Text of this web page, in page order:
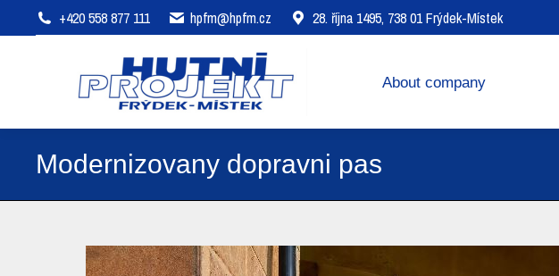
+420 558 877 111 hpfm@hpfm.cz 28. října 1495, 738 01 Frýdek-Místek
About company
Modernizovany dopravni pas
About company Areas of operation